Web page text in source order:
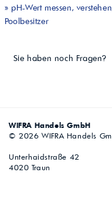
» pH-Wert messen,
Poolbesitzer
Sie haben noch Fragen?
WIFRA Handels GmbH
© 2026 WIFRA Handels
Unterhaidstraße 42
4020 Traun